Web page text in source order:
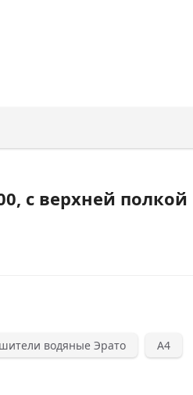
с верхней полкой
водяные Эрато А4